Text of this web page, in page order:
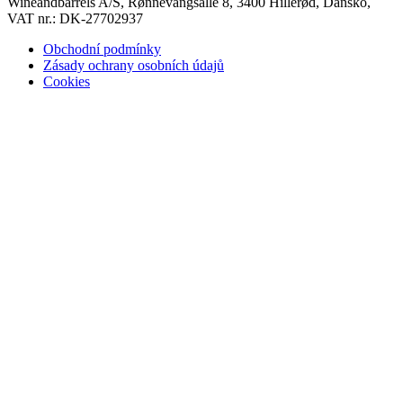
VAT nr.: DK-27702937
Obchodní podmínky
Zásady ochrany osobních údajů
Cookies